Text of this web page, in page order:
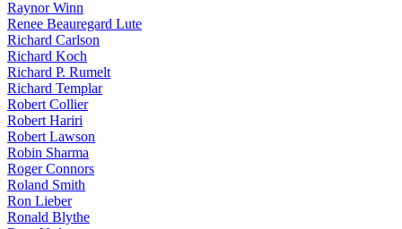
Raynor Winn
Renee Beauregard Lute
Richard Carlson
Richard Koch
Richard P. Rumelt
Richard Templar
Robert Collier
Robert Hariri
Robert Lawson
Robin Sharma
Roger Connors
Roland Smith
Ron Lieber
Ronald Blythe